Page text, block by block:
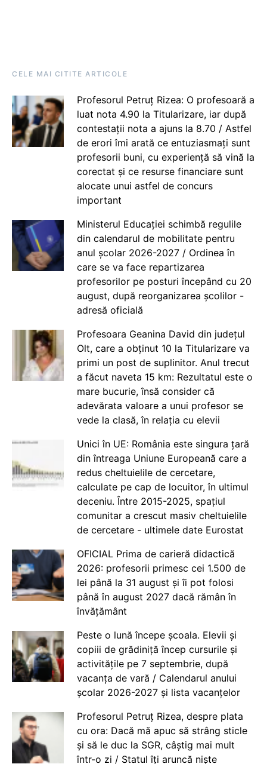
CELE MAI CITITE ARTICOLE
Profesorul Petruț Rizea: O profesoară a
luat nota 4.90 la Titularizare, iar după
contestații nota a ajuns la 8.70 / Astfel
de erori îmi arată ce entuziasmați sunt
profesorii buni, cu experiență să vină la
corectat și ce resurse financiare sunt
alocate unui astfel de concurs
important
Ministerul Educației schimbă regulile
din calendarul de mobilitate pentru
anul școlar 2026-2027 / Ordinea în
care se va face repartizarea
profesorilor pe posturi începând cu 20
august, după reorganizarea școlilor -
adresă oficială
Profesoara Geanina David din județul
Olt, care a obținut 10 la Titularizare va
primi un post de suplinitor. Anul trecut
a făcut naveta 15 km: Rezultatul este o
mare bucurie, însă consider că
adevărata valoare a unui profesor se
vede la clasă, în relația cu elevii
Unici în UE: România este singura țară
din întreaga Uniune Europeană care a
redus cheltuielile de cercetare,
calculate pe cap de locuitor, în ultimul
deceniu. Între 2015-2025, spațiul
comunitar a crescut masiv cheltuielile
de cercetare - ultimele date Eurostat
OFICIAL Prima de carieră didactică
2026: profesorii primesc cei 1.500 de
lei până la 31 august și îi pot folosi
până în august 2027 dacă rămân în
învățământ
Peste o lună începe școala. Elevii și
copiii de grădiniță încep cursurile și
activitățile pe 7 septembrie, după
vacanța de vară / Calendarul anului
școlar 2026-2027 și lista vacanțelor
Profesorul Petruț Rizea, despre plata
cu ora: Dacă mă apuc să strâng sticle
și să le duc la SGR, câștig mai mult
într-o zi / Statul îți aruncă niște